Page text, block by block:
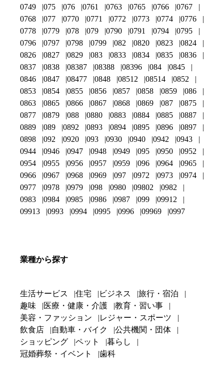
0749
075 076 0761 0763 0765 0766
0767
0768
077 0770 0771 0772 0773 0774
0776
0778
0779 078 079 0790 0791 0794
0795
0796
0797 0798 0799 082 0820 0823
0824
0826
0827 0829 083 0833 0834 0835
0836
0837
0838 08387 08388 08396 084
0845
0846
0847 08477 0848 08512 08514
0852
0853
0854 0855 0856 0857 0858 0859
086
0863
0865 0866 0867 0868 0869 087
0875
0877
0879 088 0880 0883 0884 0885
0887
0889
089 0892 0893 0894 0895 0896
0897
0898
092 0920 093 0930 0940 0942
0943
0944
0946 0947 0948 0949 095 0950
0952
0954
0955 0956 0957 0959 096 0964
0965
0966
0967 0968 0969 097 0972 0973
0974
0977
0978 0979 098 0980 09802
0982
0983
0984 0985 0986 0987 099
09912
09913
0993 0994 0995 0996 09969 0997
業種から探す
生活サービス 住宅 ビジネス
旅行・宿泊
趣味
医療・健康・介護
教育・習い事
美容・ファッション
レジャー・スポーツ
飲食店
自動車・バイク
公共機関・団体
ショッピング
ペット
暮らし
冠婚葬祭・イベント
歯科